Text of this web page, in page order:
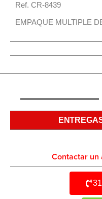
Ref. CR-8439
EMPAQUE MULTIPLE
Contactar un